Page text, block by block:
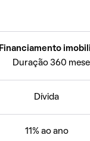
Financiamento
Duração 360
Dívida
11% ao ano